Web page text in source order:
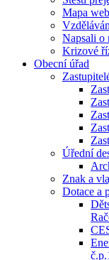
Mapa
Napsali o
Krizové
Obecní úřad
Úřední
Znak a
Dotace a